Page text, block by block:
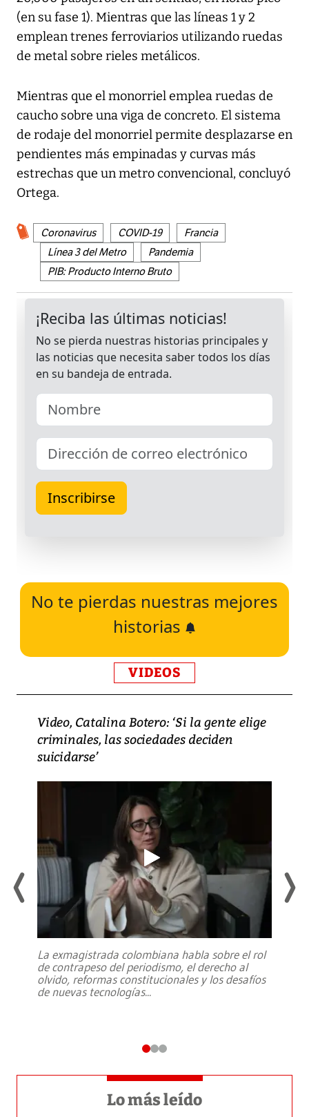
(en su fase 1). Mientras que las líneas 1 y 2
emplean trenes ferroviarios utilizando ruedas
de metal sobre rieles metálicos.
Mientras que el monorriel emplea ruedas de
caucho sobre una viga de concreto. El sistema
de rodaje del monorriel permite desplazarse en
pendientes más empinadas y curvas más
estrechas que un metro convencional, concluyó
Ortega.
Coronavirus COVID-19
Francia
Línea 3 del Metro
Pandemia
PIB: Producto Interno Bruto
No te pierdas nuestras mejores
historias
VIDEOS
Video, Catalina Botero: ‘Si la gente elige
criminales, las sociedades deciden
suicidarse’
La exmagistrada colombiana habla sobre el rol
de contrapeso del periodismo, el derecho al
olvido, reformas constitucionales y los desafíos
de nuevas tecnologías...
Lo más leído